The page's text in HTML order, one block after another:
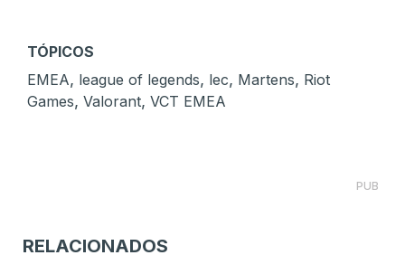
TÓPICOS
EMEA, league of legends, lec, Martens, Riot
Games, Valorant, VCT EMEA
PUB
RELACIONADOS